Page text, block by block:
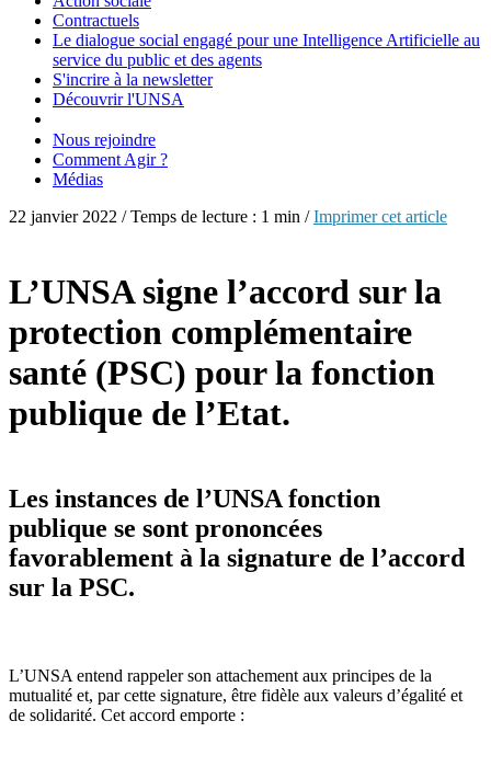
Contractuels
Le dialogue social engagé pour une Intelligence Artificielle au
service du public et des agents
S'incrire à la newsletter
Découvrir l'UNSA
Nous rejoindre
Comment Agir ?
Médias
22 janvier 2022 / Temps de lecture : 1 min /Imprimer cet article
L’UNSA signe l’accord sur la
protection complémentaire
santé (PSC) pour la fonction
publique de l’Etat.
Les instances de l’UNSA fonction
publique se sont prononcées
favorablement à la signature de l’accord
sur la PSC.
L’UNSA entend rappeler son attachement aux principes de la
mutualité et, par cette signature, être fidèle aux valeurs d’égalité et
de solidarité. Cet accord emporte :